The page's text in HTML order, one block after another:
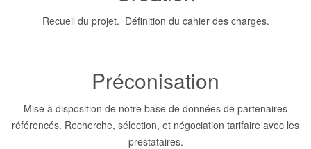
Recueil du projet. Définition du cahier des charges.
Préconisation
Mise à disposition de notre base de données de partenaires
référencés. Recherche, sélection, et négociation tarifaire avec les
prestataires.